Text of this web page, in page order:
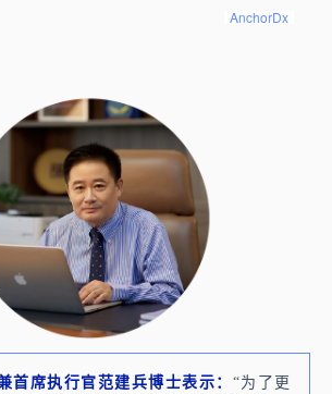
AnchorDx
首席执行官范建兵博士表示： “为了更